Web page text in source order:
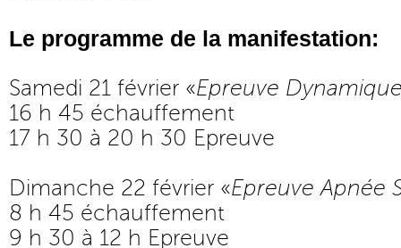
Le programme de la manifestation:
Samedi 21 février «Epreuve
16 h 45 échauffement
17 h 30 à 20 h 30 Epreuve
Dimanche 22 février «Epreuve Apnée
8 h 45 échauffement
9 h 30 à 12 h Epreuve